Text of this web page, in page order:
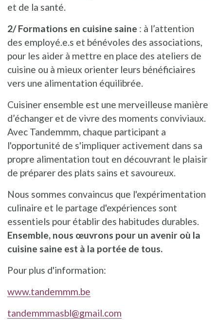
et de la santé.
2/ Formations en cuisine saine : à l’attention
des employé.e.s et bénévoles des associations,
pour les aider à mettre en place des ateliers de
cuisine ou à mieux orienter leurs bénéficiaires
vers une alimentation équilibrée.
Cuisiner ensemble est une merveilleuse manière
d’échanger et de vivre des moments conviviaux.
Avec Tandemmm, chaque participant a
l'opportunité de s'impliquer activement dans sa
propre alimentation tout en découvrant le plaisir
de préparer des plats sains et savoureux.
Nous sommes convaincus que l'expérimentation
culinaire et le partage d'expériences sont
essentiels pour établir des habitudes durables.
Ensemble, nous œuvrons pour un avenir où la
cuisine saine est à la portée de tous.
Pour plus d'information:
www.tandemmm.be
tandemmmasbl@gmail.com